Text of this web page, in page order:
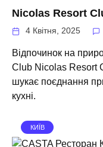
Nicolas Resort
4 Квітня, 2025
Відпочинок на
Club Nicolas Resort
шукає поєднання
кухні.
КИЇВ